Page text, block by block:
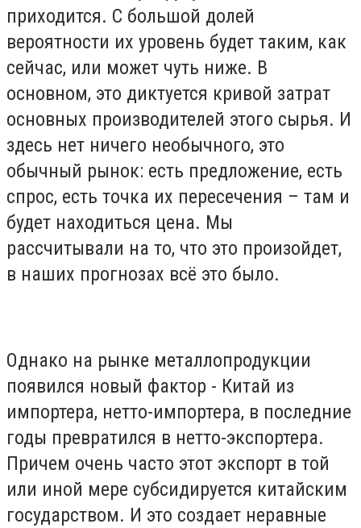
приходится. С большой долей
вероятности их уровень будет таким, как
сейчас, или может чуть ниже. В
основном, это диктуется кривой затрат
основных производителей этого сырья. И
здесь нет ничего необычного, это
обычный рынок: есть предложение, есть
спрос, есть точка их пересечения – там и
будет находиться цена. Мы
рассчитывали на то, что это произойдет,
в наших прогнозах всё это было.
Однако на рынке металлопродукции
появился новый фактор - Китай из
импортера, нетто-импортера, в последние
годы превратился в нетто-экспортера.
Причем очень часто этот экспорт в той
или иной мере субсидируется китайским
государством. И это создает неравные